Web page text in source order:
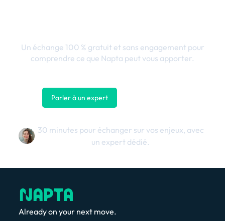
Un échange 100 % gratuit et sans engagement pour
comprendre ce que Napta peut vous apporter.
Parler à un expert
30 minutes pour échanger sur vos enjeux, avec
un expert dédié.
Already on your next move.